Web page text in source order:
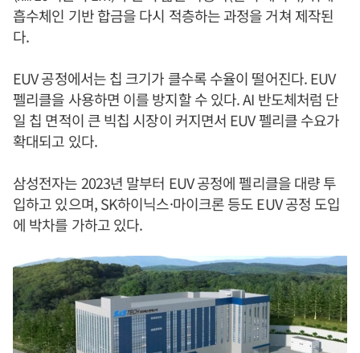
흡수체인 기반 합금을 다시 적층하는 과정을 거쳐 제작된
다.
EUV 공정에서는 칩 크기가 클수록 수율이 떨어진다. EUV
펠리클을 사용하면 이를 방지할 수 있다. AI 반도체처럼 단
일 칩 면적이 큰 빅칩 시장이 커지면서 EUV 펠리클 수요가
확대되고 있다.
삼성전자는 2023년 말부터 EUV 공정에 펠리클을 대량 투
입하고 있으며, SK하이닉스·마이크론 등도 EUV 공정 도입
에 박차를 가하고 있다.